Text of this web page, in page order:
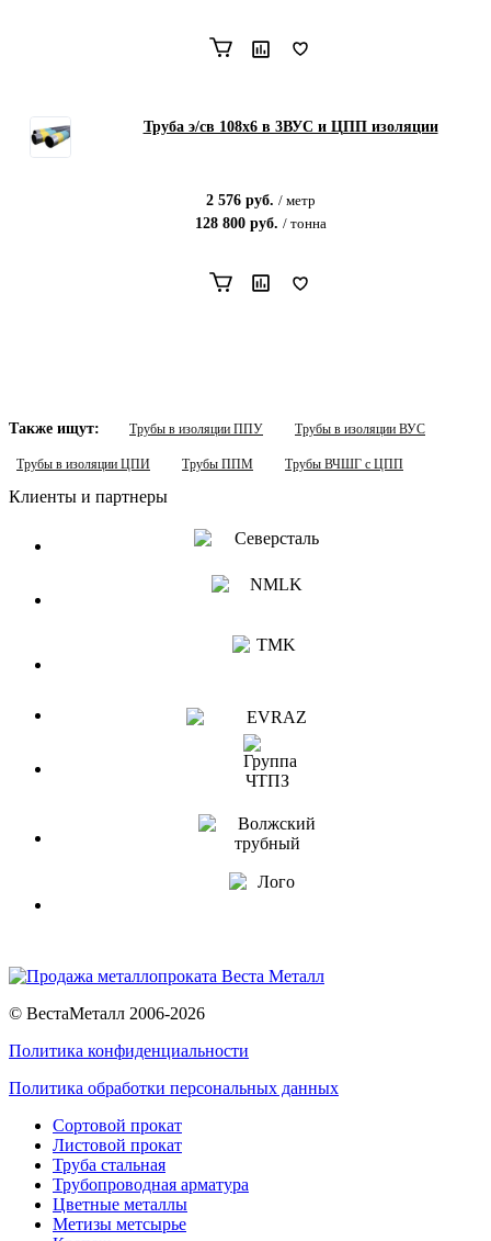
Труба э/св 108х6 в 3ВУС и ЦПП изоляции
2 576 руб. / метр
128 800 руб. / тонна
Также ищут: Трубы в изоляции ППУ Трубы в изоляции ВУС
Трубы в изоляции ЦПИ Трубы ППМ Трубы ВЧШГ с ЦПП
Клиенты и партнеры
© ВестаМеталл 2006-2026
Политика конфиденциальности
Политика обработки персональных данных
Сортовой прокат
Листовой прокат
Труба стальная
Трубопроводная арматура
Цветные металлы
Метизы метсырье